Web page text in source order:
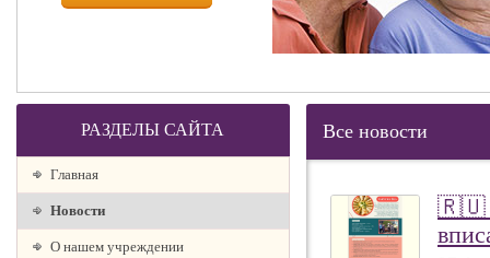
РАЗДЕЛЫ САЙТА
Главная
Новости
О нашем учреждении
Все новости
🇷🇺